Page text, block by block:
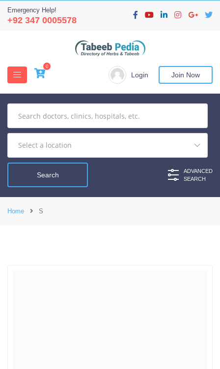
Emergency Help!
+92 347 0005578
0
Login Join Now
ADVANCED
SEARCH
Home S